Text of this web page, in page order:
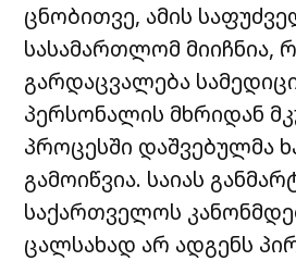
ცნობითვე, ამის
სასამართლომ მიიჩნია,
გარდაცვალება
პერსონალის მხრიდან
პროცესში დაშვებულმა
გამოიწვია. საიას
საქართველოს
ცალსახად არ ადგენს